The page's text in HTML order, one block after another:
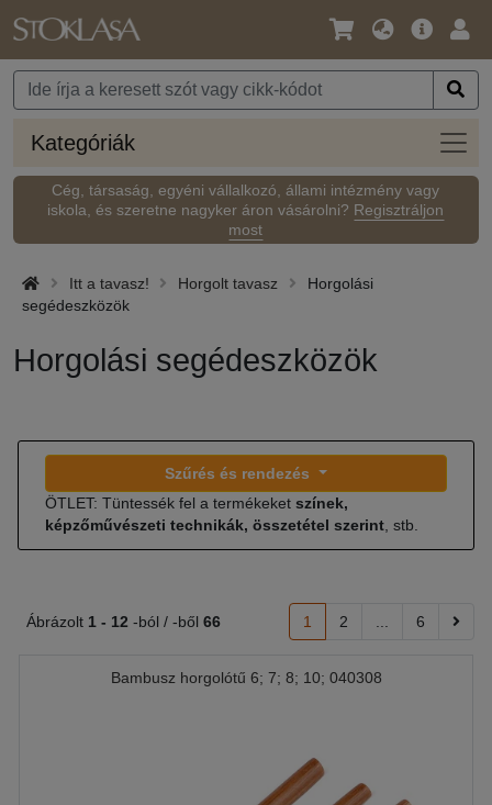
Nyelv
Pénznem
Fő
Kategóriák
Cég, társaság, egyéni vállalkozó, állami intézmény vagy
iskola, és szeretne nagyker áron vásárolni? Regisztráljon
most
Itt a tavasz! Horgolt tavasz
Horgolási
segédeszközök
Horgolási segédeszközök
Szűrés és rendezés
ÖTLET: Tüntessék fel a termékeket színek,
képzőművészeti technikák, összetétel szerint , stb.
Ábrázolt 1 - 12 -ból / -ből 66 1 2 6
Bambusz horgolótű 6; 7; 8; 10; 040308